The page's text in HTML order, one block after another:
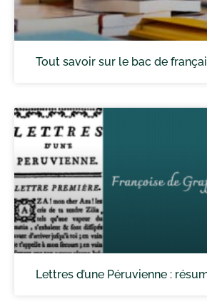
Tout savoir sur le bac de
Lettres d’une Péruvienne :